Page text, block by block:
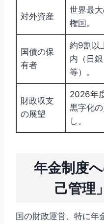
対外資産
世界最
権国。
国債の保
有者
約9割以
内（日
等）。
財政収支
の展望
2026年
黒字化
し。
年金制度
己管理
国の財政運営、特に年